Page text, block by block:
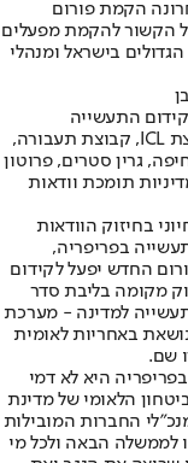
הקמת פורום
הקשור להקמת מפעלים
בישראל ומנהלי
התעשייה
בפריפריה, והוא הושק בשותפות עם מנכ"לי קבוצת ICL, קבוצת תעבורה,
גרין סטרים, פרוטון
תומכת וודאות
בחיזוק הוודאות
בפריפריה,
החדש יפעל לקידום
מקומה בליבת סדר
למדינה - מערכת
באחריות לאומית
שם.
בפריפריה היא לא דמי
הלאומי של מדינת
החברות המובילות
לממשלה הבאה ולכל מי